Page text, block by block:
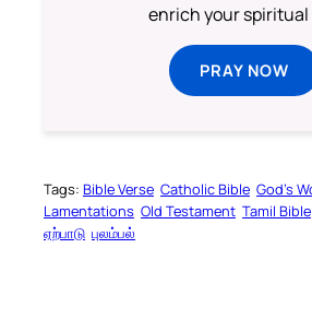
enrich your spiritual
PRAY NOW
Tags: Bible Verse Catholic Bible God’s
Lamentations Old Testament Tamil Bible
ஏற்பாடு புலம்பல்